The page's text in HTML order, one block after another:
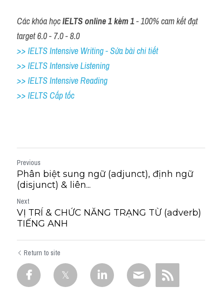
Các khóa học IELTS online 1 kèm 1 - 100% cam kết đạt
target 6.0 - 7.0 - 8.0
>> IELTS Intensive Writing - Sửa bài chi tiết
>> IELTS Intensive Listening
>> IELTS Intensive Reading
>> IELTS Cấp tốc
Previous
Phân biệt sung ngữ (adjunct), định ngữ
(disjunct) & liên...
Next
VỊ TRÍ & CHỨC NĂNG TRẠNG TỪ (adverb)
TIẾNG ANH
Return to site